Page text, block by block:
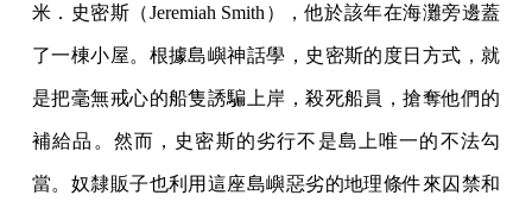
米．史密斯（Jeremiah Smith），他於該年在海灘旁邊蓋
了一棟小屋。根據島嶼神話學，史密斯的度日方式，就
是把毫無戒心的船隻誘騙上岸，殺死船員，搶奪他們的
補給品。然而，史密斯的劣行不是島上唯一的不法勾
當。奴隸販子也利用這座島嶼惡劣的地理條件來囚禁和